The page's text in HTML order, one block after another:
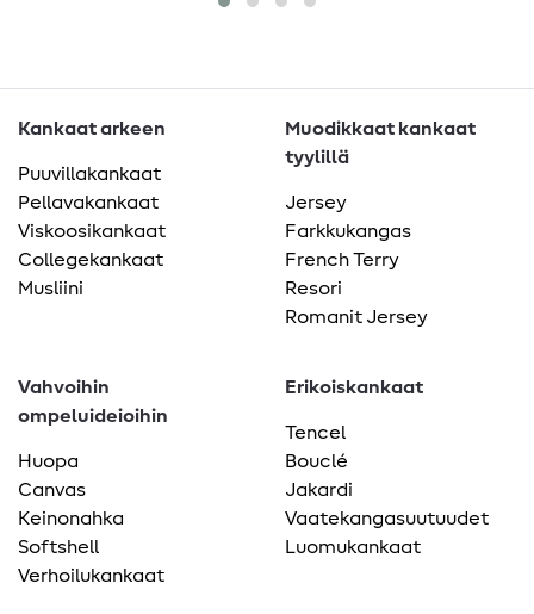
Kankaat arkeen
Puuvillakankaat
Pellavakankaat
Viskoosikankaat
Collegekankaat
Musliini
Muodikkaat kankaat
tyylillä
Jersey
Farkkukangas
French Terry
Resori
Romanit Jersey
Vahvoihin
ompeluideioihin
Huopa
Canvas
Keinonahka
Softshell
Verhoilukankaat
Erikoiskankaat
Tencel
Bouclé
Jakardi
Vaatekangasuutuudet
Luomukankaat